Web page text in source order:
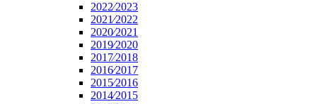
2022⁄2023
2021⁄2022
2020⁄2021
2019⁄2020
2017⁄2018
2016⁄2017
2015⁄2016
2014⁄2015